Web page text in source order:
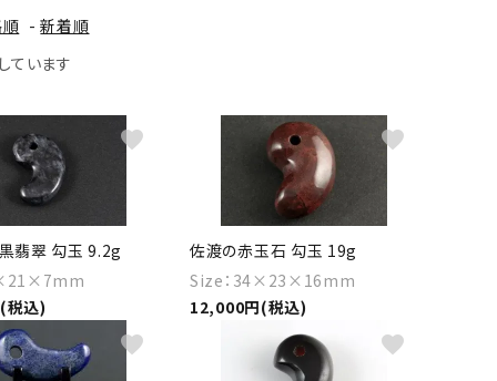
ポイント 特集
石言葉辞典
ソーダライト
トルマリン
ル ブラッドストーン
イト ボツワナアゲート
3月 Mar
-新着順
います
翡翠 勾玉 9.2g
税込)
favorite
佐渡の赤玉石 勾玉 19g
Size：34×23×16mm
12,000円(税込)
favorite
favorite favorite